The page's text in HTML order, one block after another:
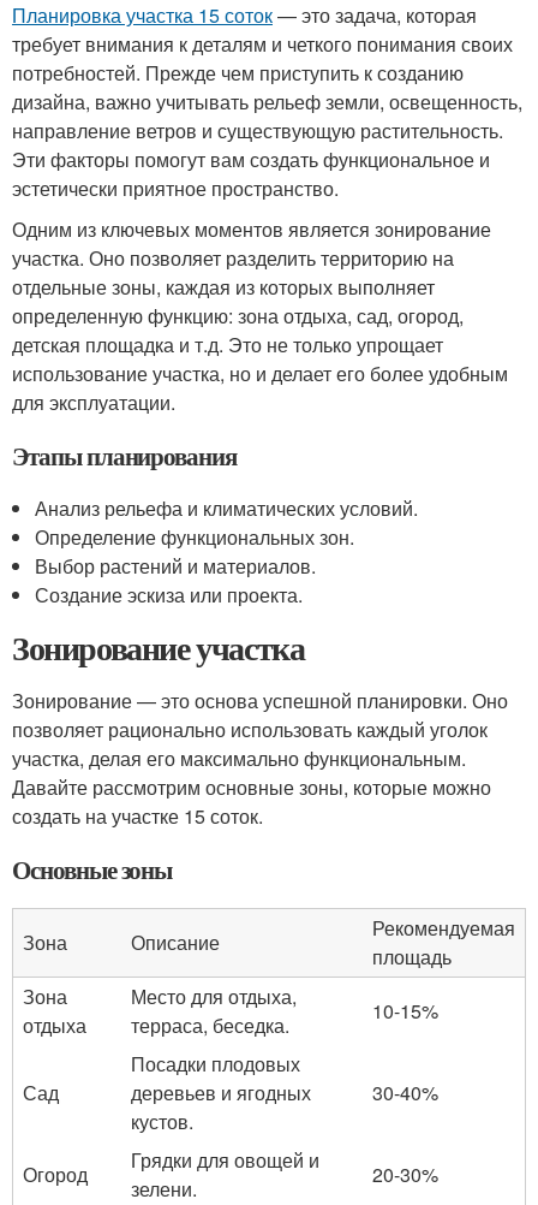
Планировка участка 15 соток— это задача, которая
требует внимания к деталям и четкого понимания своих
потребностей. Прежде чем приступить к созданию
дизайна, важно учитывать рельеф земли, освещенность,
направление ветров и существующую растительность.
Эти факторы помогут вам создать функциональное и
эстетически приятное пространство.
Одним из ключевых моментов является зонирование
участка. Оно позволяет разделить территорию на
отдельные зоны, каждая из которых выполняет
определенную функцию: зона отдыха, сад, огород,
детская площадка и т.д. Это не только упрощает
использование участка, но и делает его более удобным
для эксплуатации.
Этапы планирования
Анализ рельефа и климатических условий.
Определение функциональных зон.
Выбор растений и материалов.
Создание эскиза или проекта.
Зонирование участка
Зонирование — это основа успешной планировки. Оно
позволяет рационально использовать каждый уголок
участка, делая его максимально функциональным.
Давайте рассмотрим основные зоны, которые можно
создать на участке 15 соток.
Основные зоны
Зона Описание
Рекомендуемая
площадь
Зона
отдыха
Место для отдыха,
терраса, беседка.
10-15%
Сад
Посадки плодовых
деревьев и ягодных
кустов.
30-40%
Огород
Грядки для овощей и
зелени.
20-30%